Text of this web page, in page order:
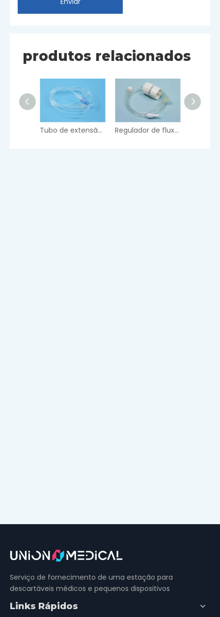
produtos relacionados
Tubo de extensão com adaptadores para locais de injeção Regulador de fluxo IV
Serviço de fornecimento de uma estação para
descartáveis ​​médicos e pequenos dispositivos
Links Rápidos